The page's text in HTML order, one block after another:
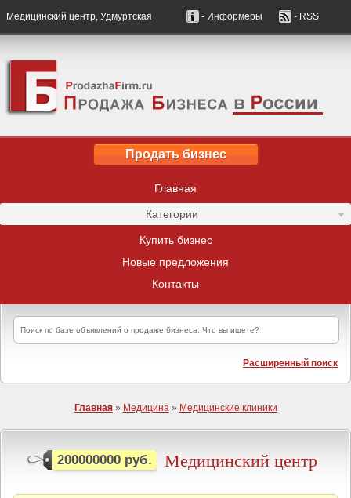
Медицинский центр, Удмуртская - Информеры - RSS
Продать бизнес
Главная
Категории
Купить бизнес
Новые предложения
Контакты
Расширенный поиск
Главная» Медицина» Медицинские клиники
200000000 руб. Медицинский центр